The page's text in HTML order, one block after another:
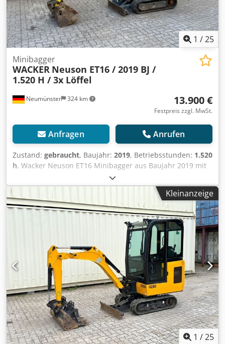
1 /25
Neumünster 324 km
Minibagger
WACKER Neuson ET16 / 2019 BJ /
1.520 H / 3x Löffel
13.900 €
Festpreis zzgl. MwSt.
Anfragen Anrufen
Zustand: gebraucht, Baujahr: 2019, Betriebsstunden: 1.520
h, Wacker Neuson ET16 Minibagger aus Baujahr 2019 mit
nur 1.520 Betriebsstunden ! ----* Hersteller: Wacker
Neuson * Typ: ET16 * Baujahr: 2019 * Abgelesene
Betriebsstunden: ca. 1.520 * Betriebsgewicht: ca. 1.715 Kg
* Inkl. 3 x Löffel * Volle Kabine * Verbreiterbares Laufwerk
* Video auf Anfrage * Preis: 13.900 Euro, netto + 19%
MwSt. ---- Für weitere Fragen bitte anrufen: For more
question please call: Codpfx Aozq Ahvjmuerf Erik Kortum:
Whats App ?Alle Angaben ohne Gewähr und Garantie,
Irrtümer und Zwischenverkauf vorbehalten. ?
Kleinanzeige
1 /25